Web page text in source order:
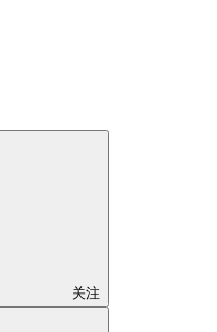
关注